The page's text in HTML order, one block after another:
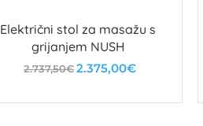
Električni stol za masažu s
grijanjem NUSH
2.737,50€2.375,00€
U košaricu